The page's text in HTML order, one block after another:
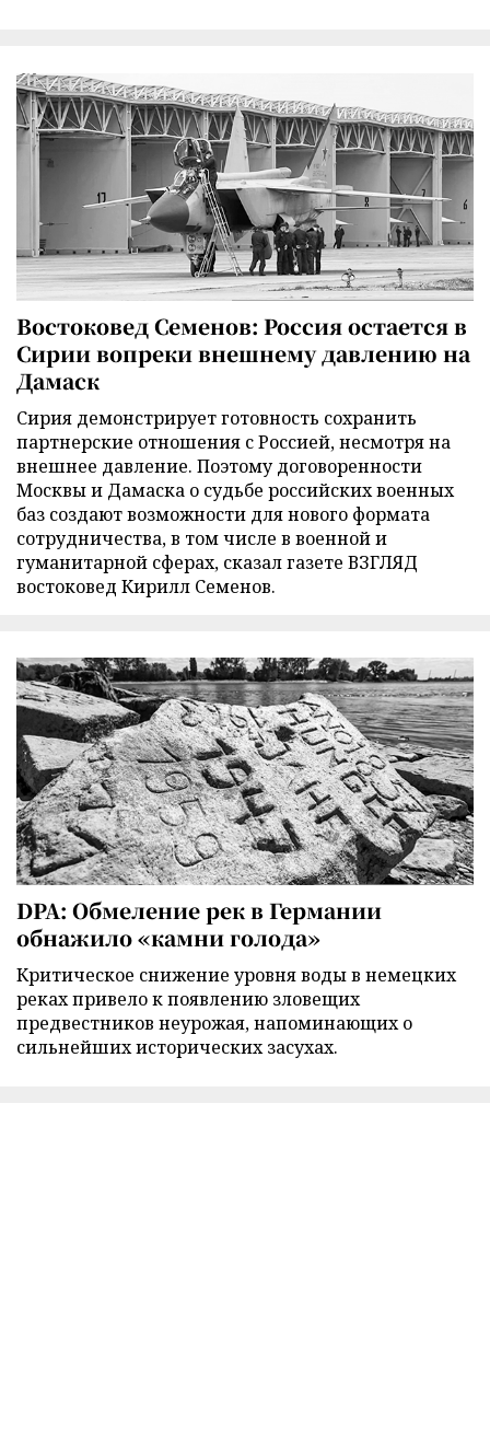
Востоковед Семенов: Россия остается в
Сирии вопреки внешнему давлению на
Дамаск
Сирия демонстрирует готовность сохранить
партнерские отношения с Россией, несмотря на
внешнее давление. Поэтому договоренности
Москвы и Дамаска о судьбе российских военных
баз создают возможности для нового формата
сотрудничества, в том числе в военной и
гуманитарной сферах, сказал газете ВЗГЛЯД
востоковед Кирилл Семенов.
DPA: Обмеление рек в Германии
обнажило «камни голода»
Критическое снижение уровня воды в немецких
реках привело к появлению зловещих
предвестников неурожая, напоминающих о
сильнейших исторических засухах.